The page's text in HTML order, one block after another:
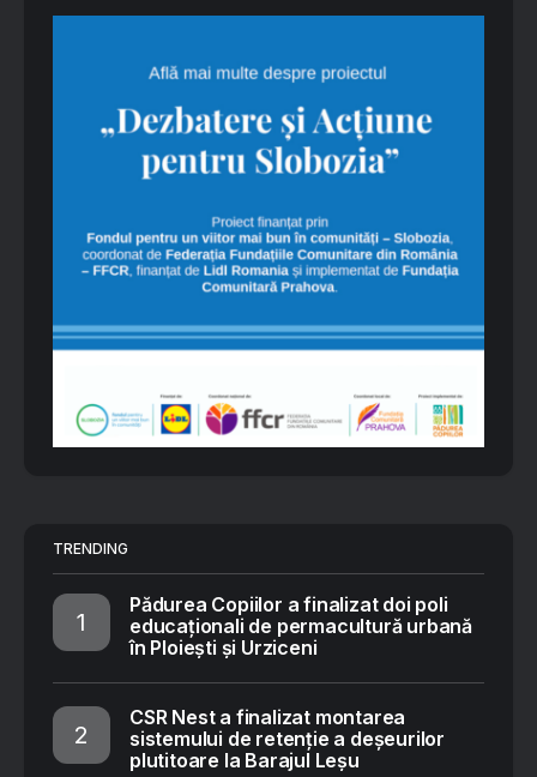
TRENDING
Pădurea Copiilor a finalizat doi poli
educaționali de permacultură urbană
în Ploiești și Urziceni
CSR Nest a finalizat montarea
sistemului de retenție a deșeurilor
plutitoare la Barajul Leșu